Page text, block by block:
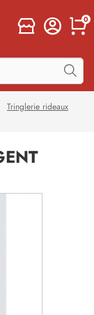
0
Tringlerie rideaux